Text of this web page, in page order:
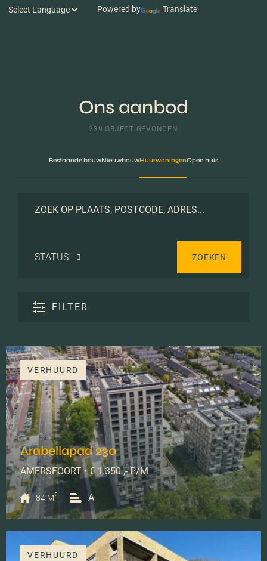
Powered by Translate
Ons aanbod
239 OBJECT GEVONDEN
Bestaande bouwNieuwbouwHuurwoningenOpen huis
STATUS ZOEKEN
FILTER
VERHUURD
Arabellapad 230
AMERSFOORT • € 1.350 ,- P/M
84 M2 A
VERHUURD